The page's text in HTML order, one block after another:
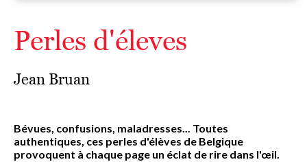
Perles d'éleves
Jean Bruan
Bévues, confusions, maladresses... Toutes
authentiques, ces perles d'élèves de Belgique
provoquent à chaque page un éclat de rire dans l'œil.